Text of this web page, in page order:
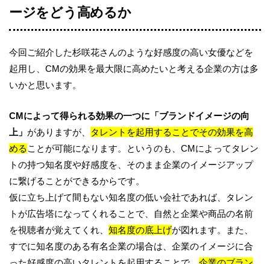
ージをどう高めるか
今回ご紹介した杉咲花さんのような好感度の高い女優などを
起用し、CMの効果を最大限に高めたいと考える企業の方は多
いかと思います。
CMによって得られる効果の一つに「ブランドイメージの向
上」 がありますが、
タレントを起用することでその効果を高
める ことが可能になります。というのも、CMによってタレン
トの持つ知名度や好感度を、そのまま企業のイメージアップ
に繋げることができるからです。
仮に立ち上げて間もない知名度の低い会社であれば、タレン
トが広告塔になってくれることで、自然と企業や商品の名前
を視聴者が覚えてくれ、 知名度の底上げが図れます。また、
すでに知名度のある有名企業の場合は、企業のイメージに合